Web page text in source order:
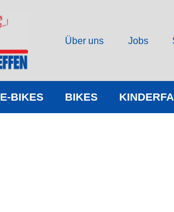
Über uns Jobs
E-BIKES BIKES